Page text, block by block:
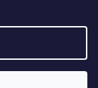
vyhrazena.